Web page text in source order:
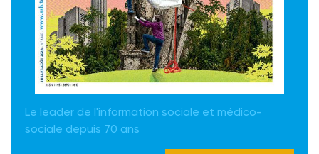
Le leader de l'information sociale et médico-
sociale depuis 70 ans